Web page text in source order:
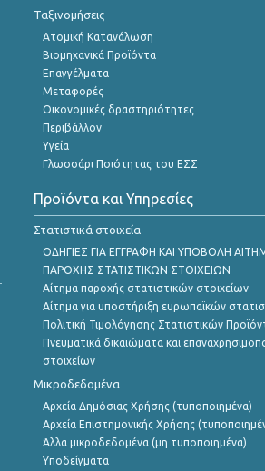
Ταξινομήσεις
Ατομική Κατανάλωση
Βιομηχανικά Προϊόντα
Επαγγέλματα
Μεταφορές
Οικονομικές δραστηριότητες
Περιβάλλον
Υγεία
Γλωσσάρι Ποιότητας του ΕΣΣ
Προϊόντα και Υπηρεσίες
Στατιστικά στοιχεία
ΟΔΗΓΙΕΣ ΓΙΑ ΕΓΓΡΑΦΗ ΚΑΙ ΥΠΟΒΟΛΗ
ΠΑΡΟΧΗΣ ΣΤΑΤΙΣΤΙΚΩΝ ΣΤΟΙΧΕΙΩΝ
Αίτημα παροχής στατιστικών στοιχείων
Αίτημα για υποστήριξη ευρωπαϊκών
Πολιτική Τιμολόγησης Στατιστικών
Πνευματικά δικαιώματα και
στοιχείων
Μικροδεδομένα
Αρχεία Δημόσιας Χρήσης (τυποποιημένα)
Αρχεία Επιστημονικής Χρήσης
Άλλα μικροδεδομένα (μη τυποποιημένα)
Υποδείγματα